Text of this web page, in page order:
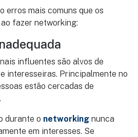
erros mais comuns que os
fazer networking:
influentes são alvos de
interesseiras. Principalmente no
estão cercadas de
durante o networking nunca
em interesses. Se